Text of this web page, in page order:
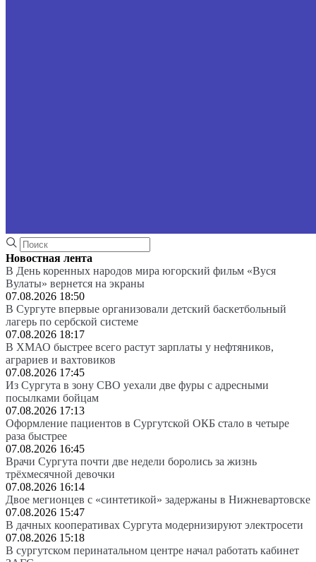
Новостная лента
В День коренных народов мира югорский фильм «Вуся
Вулаты» вернется на экраны
07.08.2026 18:50
В Сургуте впервые организовали детский баскетбольный
лагерь по сербской системе
07.08.2026 18:17
В ХМАО быстрее всего растут зарплаты у нефтяников,
аграриев и вахтовиков
07.08.2026 17:45
Из Сургута в зону СВО уехали две фуры с адресными
посылками бойцам
07.08.2026 17:13
Оформление пациентов в Сургутской ОКБ стало в четыре
раза быстрее
07.08.2026 16:45
Врачи Сургута почти две недели боролись за жизнь
трёхмесячной девочки
07.08.2026 16:14
Двое мегионцев с «синтетикой» задержаны в Нижневартовске
07.08.2026 15:47
В дачных кооперативах Сургута модернизируют электросети
07.08.2026 15:18
В сургутском перинатальном центре начал работать кабинет